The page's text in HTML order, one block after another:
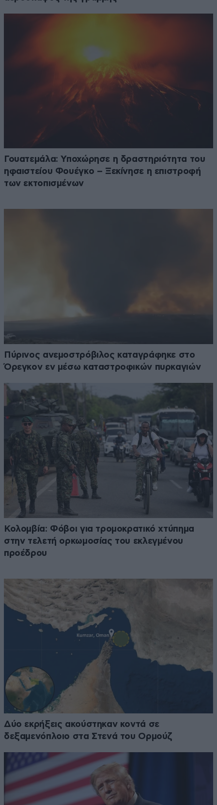
Γουατεμάλα: Υποχώρησε η δραστηριότητα του
ηφαιστείου Φουέγκο – Ξεκίνησε η επιστροφή
των εκτοπισμένων
Πύρινος ανεμοστρόβιλος καταγράφηκε στο
Όρεγκον εν μέσω καταστροφικών πυρκαγιών
Κολομβία: Φόβοι για τρομοκρατικό χτύπημα
στην τελετή ορκωμοσίας του εκλεγμένου
προέδρου
Δύο εκρήξεις ακούστηκαν κοντά σε
δεξαμενόπλοιο στα Στενά του Ορμούζ